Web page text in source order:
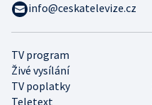
TV program
Živé vysílání
TV poplatky
Teletext
info@ceskatelevize.cz